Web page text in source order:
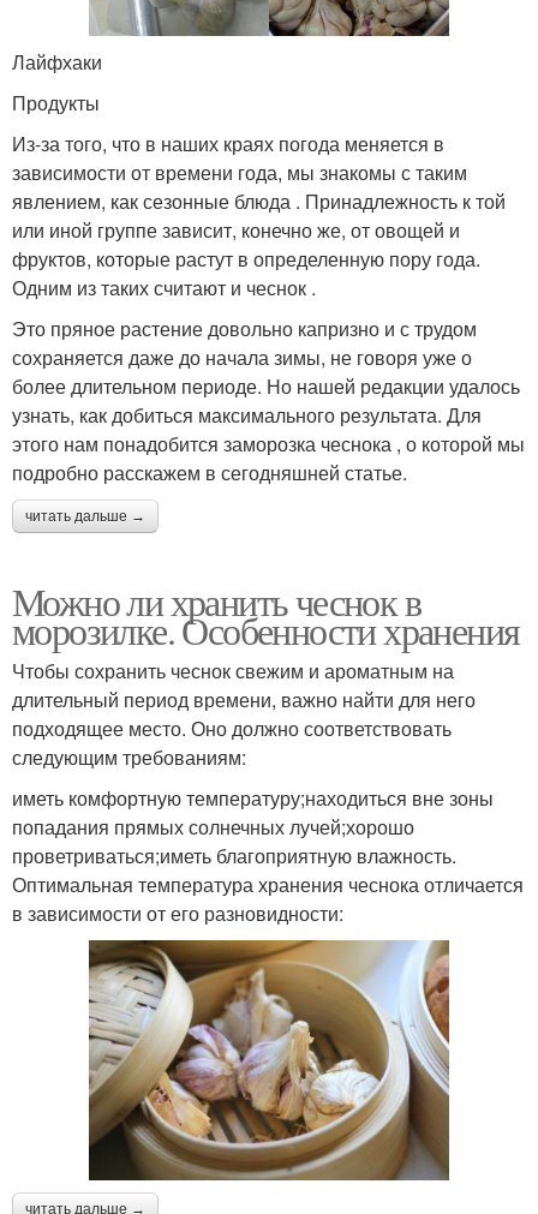
Лайфхаки
Продукты
Из-за того, что в наших краях погода меняется в
зависимости от времени года, мы знакомы с таким
явлением, как сезонные блюда . Принадлежность к той
или иной группе зависит, конечно же, от овощей и
фруктов, которые растут в определенную пору года.
Одним из таких считают и чеснок .
Это пряное растение довольно капризно и с трудом
сохраняется даже до начала зимы, не говоря уже о
более длительном периоде. Но нашей редакции удалось
узнать, как добиться максимального результата. Для
этого нам понадобится заморозка чеснока , о которой мы
подробно расскажем в сегодняшней статье.
читать дальше →
Можно ли хранить чеснок в
морозилке. Особенности хранения
Чтобы сохранить чеснок свежим и ароматным на
длительный период времени, важно найти для него
подходящее место. Оно должно соответствовать
следующим требованиям:
иметь комфортную температуру;находиться вне зоны
попадания прямых солнечных лучей;хорошо
проветриваться;иметь благоприятную влажность.
Оптимальная температура хранения чеснока отличается
в зависимости от его разновидности:
читать дальше →